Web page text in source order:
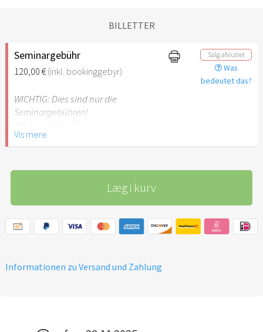
BILLETTER
Seminargebühr
120,00 €(inkl. bookinggebyr)
Salg afsluttet
Was
bedeutet das?
WICHTIG: Dies sind nur die
Seminargebühren!
bekommst du eine
Bestätigungsmail von
Zimmer mit Übernachtung
Seminarhaus buchen kann.
Bei Fragen gerne melden
Vis mere
Læg i kurv
Informationen zu Versand und Zahlung